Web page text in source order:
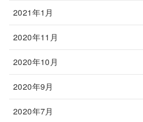
2021年1月
2020年11月
2020年10月
2020年9月
2020年7月